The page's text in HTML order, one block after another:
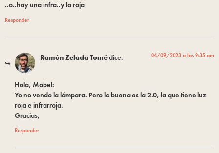
..o..hay una infra..y la roja
Responder
Ramón Zelada Tomédice: 04/09/2023 a las 9:35 am
Hola, Mabel:
Yo no vendo la lámpara. Pero la buena es la 2.0, la que tiene luz
roja e infrarroja.
Gracias,
Responder